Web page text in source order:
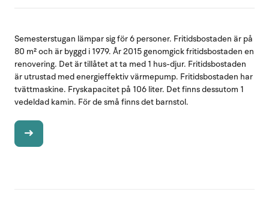
Semesterstugan lämpar sig för 6 personer. Fritidsbostaden är på
80 m² och är byggd i 1979. År 2015 genomgick fritidsbostaden en
renovering. Det är tillåtet at ta med 1 hus-djur. Fritidsbostaden
är utrustad med energieffektiv värmepump. Fritidsbostaden har
tvättmaskine. Fryskapacitet på 106 liter. Det finns dessutom 1
vedeldad kamin. För de små finns det barnstol.